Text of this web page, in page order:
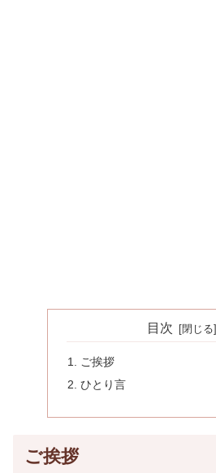
目次
ご挨拶
ひとり言
ご挨拶